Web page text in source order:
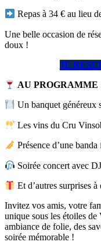
Repas à 34 € au lieu
Une belle occasion de
doux !
JE
AU PROGRAMME
Un banquet généreux
Les vins du Cru
Présence d’une banda
Soirée concert avec
Et d’autres surprises
Invitez vos amis, votre
unique sous les étoiles
ambiance de folie, des
soirée mémorable !